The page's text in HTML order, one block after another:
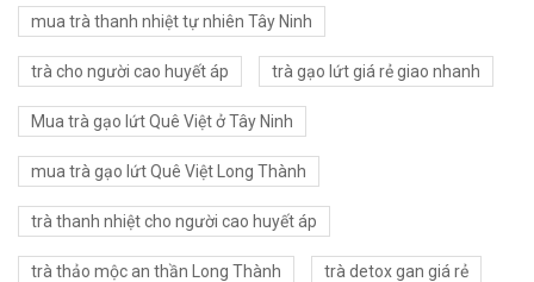
mua trà thanh nhiệt tự nhiên Tây Ninh
trà cho người cao huyết áp trà gạo lứt giá rẻ giao nhanh
Mua trà gạo lứt Quê Việt ở Tây Ninh
mua trà gạo lứt Quê Việt Long Thành
trà thanh nhiệt cho người cao huyết áp
trà thảo mộc an thần Long Thành trà detox gan giá rẻ